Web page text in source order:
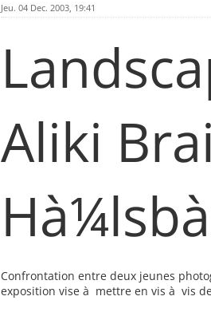
Jeu. 04 Dec. 2003, 19:41
Aliki
Confrontation entre deux jeunes
exposition vise à mettre en vis à vis